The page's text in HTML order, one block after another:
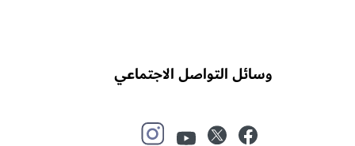
وسائل التواصل الاجتماعي